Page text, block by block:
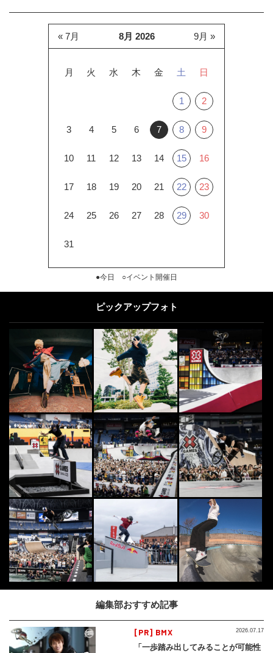
8月 2026
月 火 水 木 金 土 日
1 2
3 4 5 6 7 8 9
10 11 12 13 14 15 16
17 18 19 20 21 22 23
24 25 26 27 28 29 30
31
« 7月 9月 »
●今日 ○イベント開催日
ピックアップフォト
編集部おすすめ記事
[PR] BMX
「一歩踏み出してみることが可能性
2026.07.17